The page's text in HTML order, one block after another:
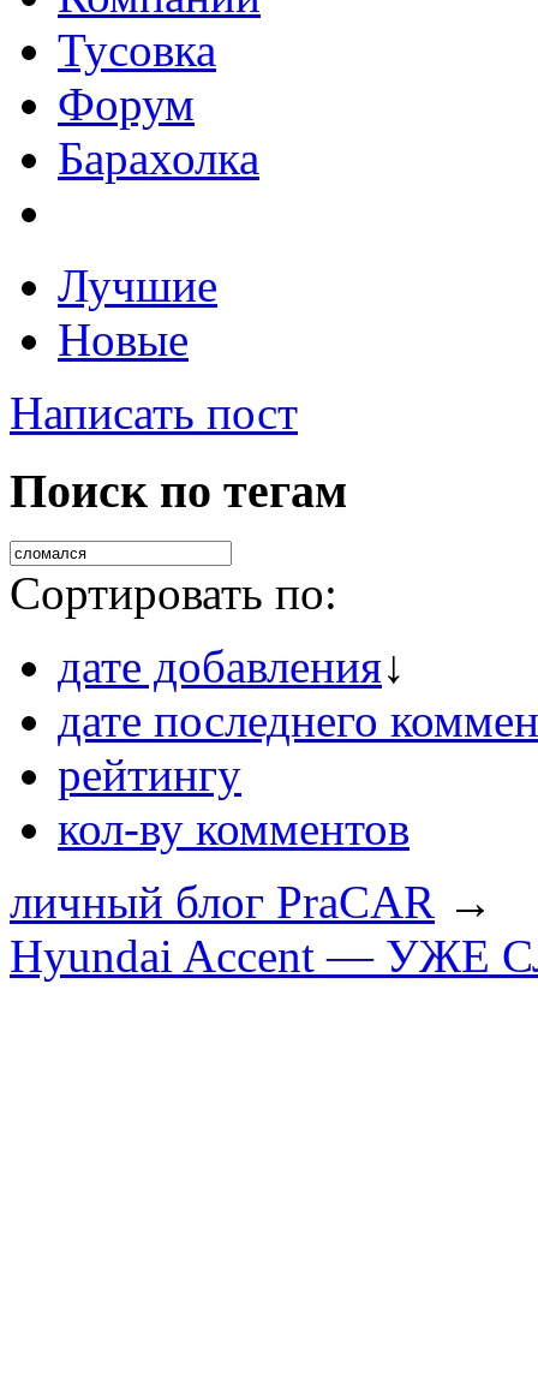
Тусовка
Форум
Барахолка
Лучшие
Новые
Написать пост
Поиск по тегам
Сортировать по:
дате добавления↓
дате последнего
рейтингу
кол-ву комментов
личный блог PraCAR →
Hyundai Accent — УЖЕ